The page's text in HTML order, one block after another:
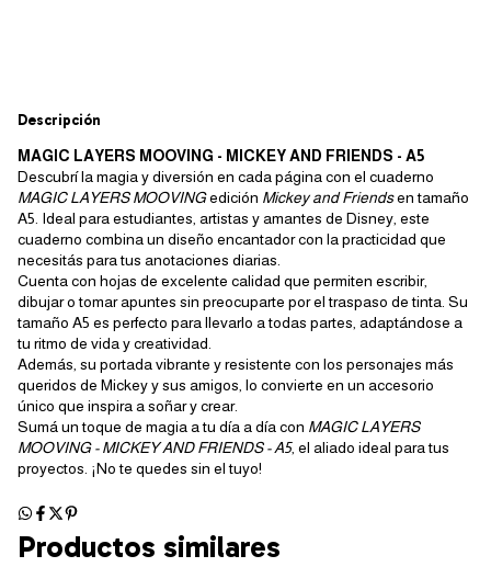
Descripción
MAGIC LAYERS MOOVING - MICKEY AND FRIENDS - A5
Descubrí la magia y diversión en cada página con el cuaderno
MAGIC LAYERS MOOVINGedición Mickey and Friendsen tamaño
A5. Ideal para estudiantes, artistas y amantes de Disney, este
cuaderno combina un diseño encantador con la practicidad que
necesitás para tus anotaciones diarias.
Cuenta con hojas de excelente calidad que permiten escribir,
dibujar o tomar apuntes sin preocuparte por el traspaso de tinta. Su
tamaño A5 es perfecto para llevarlo a todas partes, adaptándose a
tu ritmo de vida y creatividad.
Además, su portada vibrante y resistente con los personajes más
queridos de Mickey y sus amigos, lo convierte en un accesorio
único que inspira a soñar y crear.
Sumá un toque de magia a tu día a día con MAGIC LAYERS
MOOVING - MICKEY AND FRIENDS - A5, el aliado ideal para tus
proyectos. ¡No te quedes sin el tuyo!
Productos similares